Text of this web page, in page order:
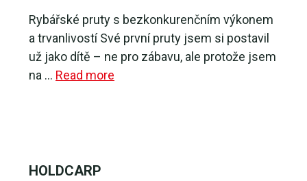
Rybářské pruty s bezkonkurenčním výkonem
a trvanlivostí Své první pruty jsem si postavil
už jako dítě – ne pro zábavu, ale protože jsem
na … Read more
HOLDCARP